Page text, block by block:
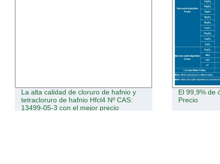
El 99,9% de óxido Ytterbium yb2o3
Precio
Polvo de
nano CeO2